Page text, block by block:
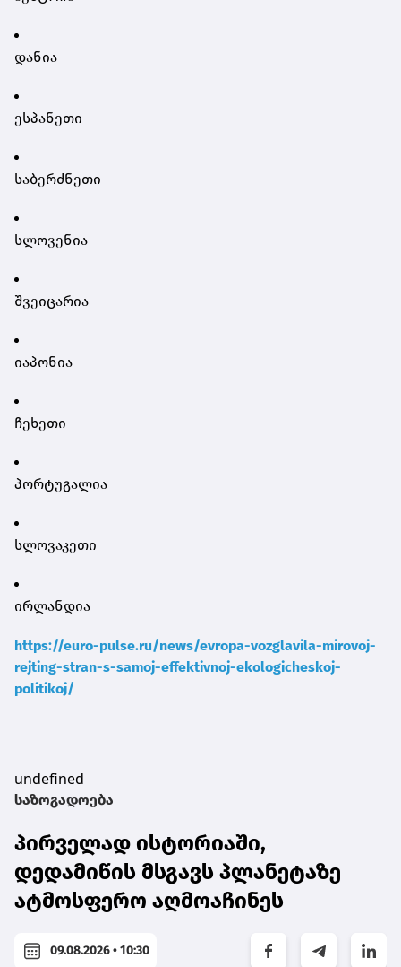
დანია
ესპანეთი
საბერძნეთი
სლოვენია
შვეიცარია
იაპონია
ჩეხეთი
პორტუგალია
სლოვაკეთი
ირლანდია
https://euro-pulse.ru/news/evropa-vozglavila-mirovoj-
rejting-stran-s-samoj-effektivnoj-ekologicheskoj-
politikoj/
undefined
საზოგადოება
პირველად ისტორიაში,
დედამიწის მსგავს პლანეტაზე
ატმოსფერო აღმოაჩინეს
09.08.2026 • 10:30